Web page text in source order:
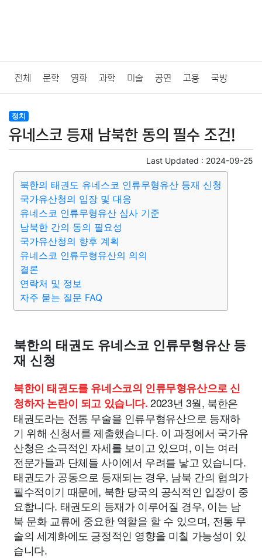
전체 문학 영화 과학 미술 공연 고용 국방
법률
질병 가요 방송 일상 주식 암호화폐 블록체인
결혼 육아 반려동물 패션 미용 증권 인테리어
요리 상품리뷰 원예 금융 게임
대출 자동차 취미 여행
종교
부동산 외국어 교육
정치
유네스코 등재 남북한 동의 필수 조건!
Last Updated : 2024-09-25
북한의 태권도 유네스코 인류무형유산 등재 신청
국가유산청의 입장 및 대응
유네스코 인류무형유산 심사 기준
남북한 간의 동의 필요성
국가유산청의 향후 계획
유네스코 인류무형유산의 의의
결론
연락처 및 정보
자주 묻는 질문 FAQ
북한의 태권도 유네스코 인류무형유산 등
재 신청
북한이 태권도를 유네스코의 인류무형유산으로 신
청하자 논란이 되고 있습니다.2023년 3월, 북한은
태권도라는 전통 무술을 인류무형유산으로 등재하
기 위해 신청서를 제출했습니다. 이 과정에서 국가유
산청은 소극적인 자세를 보이고 있으며, 이는 여러
전문가들과 단체들 사이에서 우려를 낳고 있습니다.
태권도가 공동으로 등재되는 경우, 남북 간의 협의가
필수적이기 때문에, 북한 당국의 공식적인 입장이 중
요합니다. 태권도의 등재가 이루어질 경우, 이는 남
북 문화 교류에 중요한 역할을 할 수 있으며, 전통 무
술의 세계화에도 긍정적인 영향을 미칠 가능성이 있
습니다.